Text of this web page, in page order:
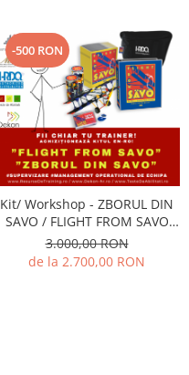
-500 RON
Kit/ Workshop - ZBORUL DIN
SAVO / FLIGHT FROM SAVO
(Antrenarea competentelor de
supervizare)
3.000,00 RON
de la 2.700,00 RON